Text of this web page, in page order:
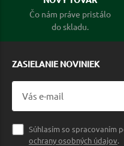
Čo nám práve pristálo
do skladu.
ZASIELANIE NOVINIEK
Súhlasím so spracovaním
ochrany osobných údajov.